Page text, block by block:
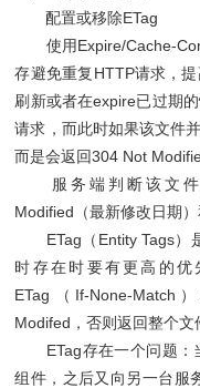
配置或移除ETag
使用Expire/Cache-
存避免重复HTTP请求，
刷新或者在expire已过期
请求，而此时如果该文件
而是会返回304 Not
服务端判断该文件
Modified（最新修改日期
ETag（Entity Tags）
时存在时要有更高的
ETag（If-None-Match
Modifed，否则返回整个文
ETag存在一个问题：
组件，之后又向另一台服